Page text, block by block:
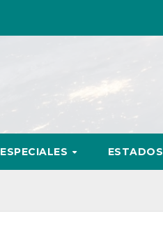
ESPECIALES ESTADOS